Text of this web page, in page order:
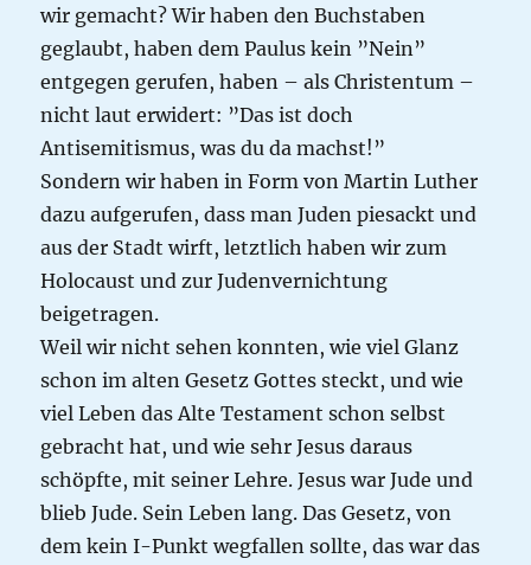
wir gemacht? Wir haben den Buchstaben
geglaubt, haben dem Paulus kein ”Nein”
entgegen gerufen, haben – als Christentum –
nicht laut erwidert: ”Das ist doch
Antisemitismus, was du da machst!”
Sondern wir haben in Form von Martin Luther
dazu aufgerufen, dass man Juden piesackt und
aus der Stadt wirft, letztlich haben wir zum
Holocaust und zur Judenvernichtung
beigetragen.
Weil wir nicht sehen konnten, wie viel Glanz
schon im alten Gesetz Gottes steckt, und wie
viel Leben das Alte Testament schon selbst
gebracht hat, und wie sehr Jesus daraus
schöpfte, mit seiner Lehre. Jesus war Jude und
blieb Jude. Sein Leben lang. Das Gesetz, von
dem kein I-Punkt wegfallen sollte, das war das